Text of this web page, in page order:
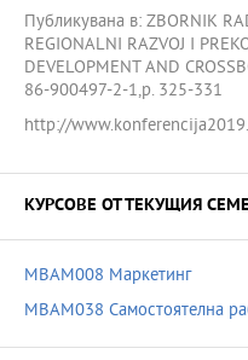
Публикувана в: ZBORNIK
REGIONALNI RAZVOJ I
DEVELOPMENT AND
86-900497-2-1,р. 325-331
http://
КУРСОВЕ ОТ ТЕКУЩИЯ
MBAM008 Маркетинг
MBAM038 Самостоятелна